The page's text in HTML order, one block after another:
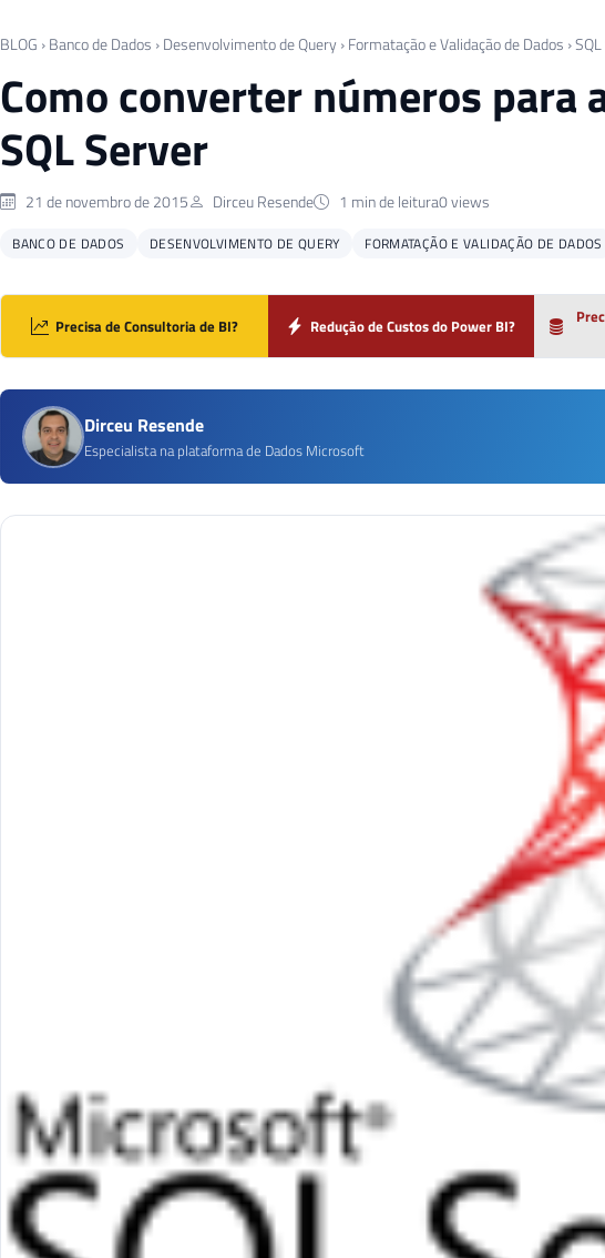
BLOG › Banco de Dados › Desenvolvimento de Query › Formatação e Validação de Dados ›
Como converter números para
SQL Server
21 de novembro de 2015 Dirceu Resende 1 min de leitura0 views
BANCO DE DADOS DESENVOLVIMENTO DE QUERY FORMATAÇÃO E VALIDAÇÃO DE DADOS
Precisa de Consultoria de BI? Redução de Custos do Power BI?
Dirceu Resende
Especialista na plataforma de Dados Microsoft